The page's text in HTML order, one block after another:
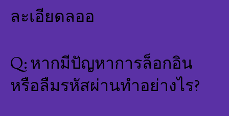
ละเอียดลออ
Q: หากมีปัญหาการล็อกอิน
หรือลืมรหัสผ่านทำอย่างไร?